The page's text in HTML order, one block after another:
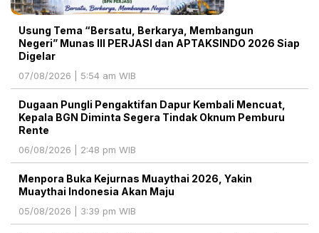
Usung Tema “Bersatu, Berkarya, Membangun
Negeri” Munas III PERJASI dan APTAKSINDO 2026 Siap
Digelar
07/08/2026 | 5:54 am WIB
Dugaan Pungli Pengaktifan Dapur Kembali Mencuat,
Kepala BGN Diminta Segera Tindak Oknum Pemburu
Rente
06/08/2026 | 2:48 pm WIB
Menpora Buka Kejurnas Muaythai 2026, Yakin
Muaythai Indonesia Akan Maju
05/08/2026 | 3:39 pm WIB